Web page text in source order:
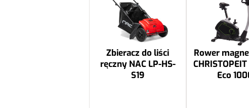
Zbieracz do liści
ręczny NAC LP-HS-
S19
Rower
Eco